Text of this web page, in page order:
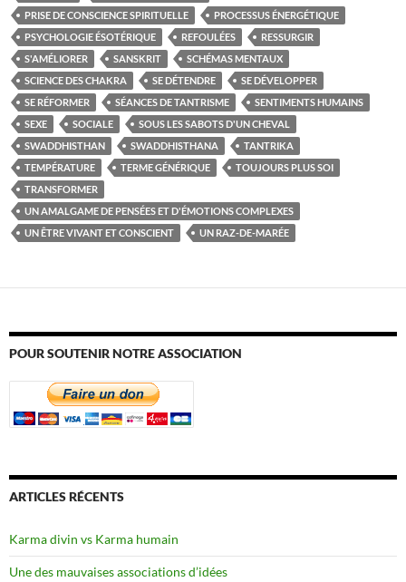
PRISE DE CONSCIENCE SPIRITUELLE
PROCESSUS ÉNERGÉTIQUE
PSYCHOLOGIE ÉSOTÉRIQUE
REFOULÉES
RESSURGIR
S'AMÉLIORER
SANSKRIT
SCHÉMAS MENTAUX
SCIENCE DES CHAKRA
SE DÉTENDRE
SE DÉVELOPPER
SE RÉFORMER
SÉANCES DE TANTRISME
SENTIMENTS HUMAINS
SEXE
SOCIALE
SOUS LES SABOTS D'UN CHEVAL
SWADDHISTHAN
SWADDHISTHANA
TANTRIKA
TEMPÉRATURE
TERME GÉNÉRIQUE
TOUJOURS PLUS SOI
TRANSFORMER
UN AMALGAME DE PENSÉES ET D'ÉMOTIONS COMPLEXES
UN ÊTRE VIVANT ET CONSCIENT
UN RAZ-DE-MARÉE
POUR SOUTENIR NOTRE ASSOCIATION
ARTICLES RÉCENTS
Karma divin vs Karma humain
Une des mauvaises associations d’idées